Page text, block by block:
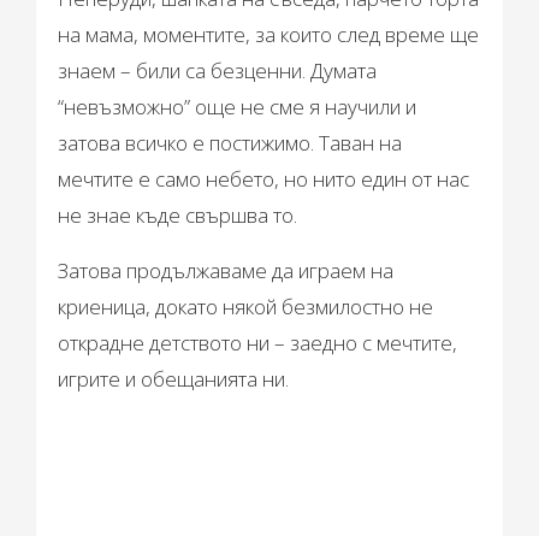
на мама, моментите, за които след време ще
знаем – били са безценни. Думата
“невъзможно” още не сме я научили и
затова всичко е постижимо. Таван на
мечтите е само небето, но нито един от нас
не знае къде свършва то.
Затова продължаваме да играем на
криеница, докато някой безмилостно не
открадне детството ни – заедно с мечтите,
игрите и обещанията ни.